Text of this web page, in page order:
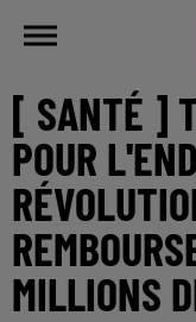
[ SANTÉ ]
POUR
MILLIONS